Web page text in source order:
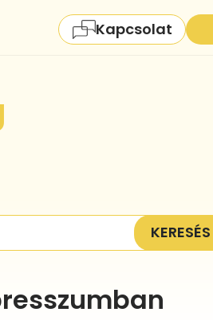
Kapcsolat
KERESÉS